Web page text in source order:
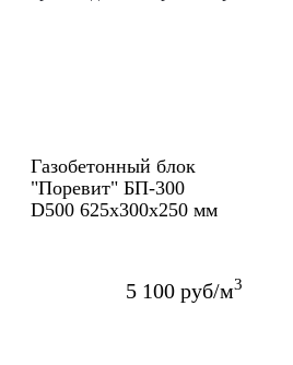
Газобетонный блок
"Поревит" БП-300
D500 625х300х250 мм
5 100 руб/м3